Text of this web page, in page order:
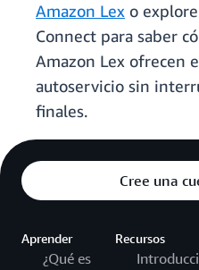
Amazon Lex o
Connect para saber
Amazon Lex ofrecen
autoservicio sin
finales.
Cree una
Aprender
¿Qué es
Recursos